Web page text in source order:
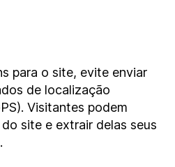
para o site, evite enviar
de localização
Visitantes podem
site e extrair delas seus